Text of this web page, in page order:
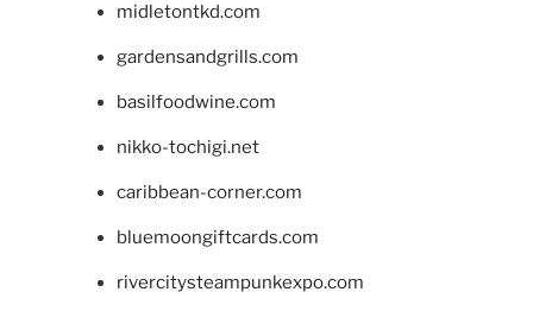
midletontkd.com
gardensandgrills.com
basilfoodwine.com
nikko-tochigi.net
caribbean-corner.com
bluemoongiftcards.com
rivercitysteampunkexpo.com